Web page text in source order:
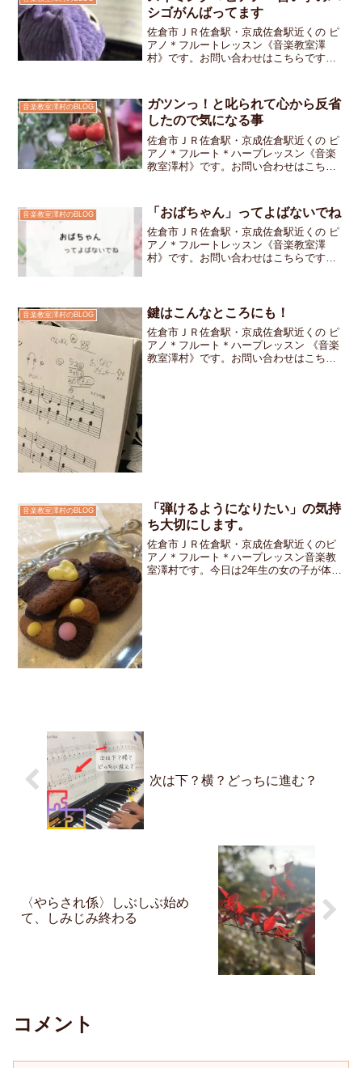
シゴがんばってます
佐倉市ＪＲ佐倉駅・京成佐倉駅近くの ピ
アノ＊フルートレッスン《音楽教室澤
村》です。お問い合わせはこちらです私
の女の子ちゃん塾や他の習いごとで忙し
い合間をぬって振替レッス...
音楽教室澤村のBLOG
ガツンっ！と叱られて心から反省
したので気になる事
佐倉市ＪＲ佐倉駅・京成佐倉駅近くの ピ
アノ＊フルート＊ハープレッスン《音楽
教室澤村》です。お問い合わせはこちら
はどのように過ごされているのでしょ
う。私は今年はどこにも出...
音楽教室澤村のBLOG 「おばちゃん」ってよばないでね
佐倉市ＪＲ佐倉駅・京成佐倉駅近くの ピ
アノ＊フルートレッスン《音楽教室澤
村》です。お問い合わせはこちらです私
らっしゃいますだから前後...
音楽教室澤村のBLOG 鍵はこんなところにも！
佐倉市ＪＲ佐倉駅・京成佐倉駅近くの ピ
アノ＊フルート＊ハープレッスン 《音楽
教室澤村》です。お問い合わせはこちら
音楽教室澤村のBLOG
「弾けるようになりたい」の気持
ち大切にします。
佐倉市ＪＲ佐倉駅・京成佐倉駅近くのピ
アノ＊フルート＊ハープレッスン音楽教
室澤村です。今日は2年生の女の子が体験
次は下？横？どっちに進む？
〈やらされ係〉しぶしぶ始め
て、しみじみ終わる
コメント